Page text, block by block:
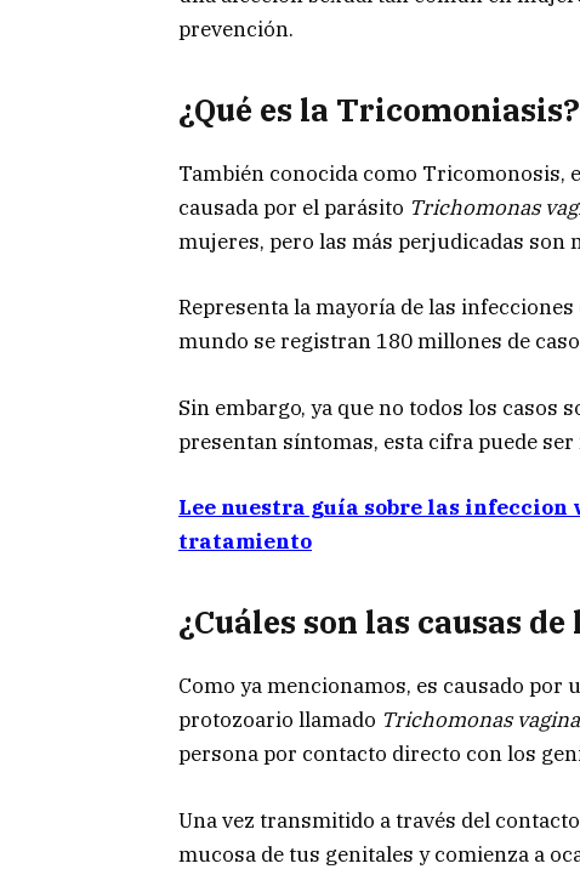
prevención.
¿Qué es la Tricomoniasis?
También conocida como Tricomonosis,
causada por el parásito Trichomonas
mujeres, pero las más perjudicadas son
Representa la mayoría de las
mundo se registran 180 millones de
Sin embargo, ya que no todos los casos
presentan síntomas, esta cifra puede
Lee nuestra guía sobre las infeccion
tratamiento
¿Cuáles son las causas
Como ya mencionamos, es causado
protozoario llamado Trichomonas
persona por contacto directo con los
Una vez transmitido a través del
mucosa de tus genitales y comienza a